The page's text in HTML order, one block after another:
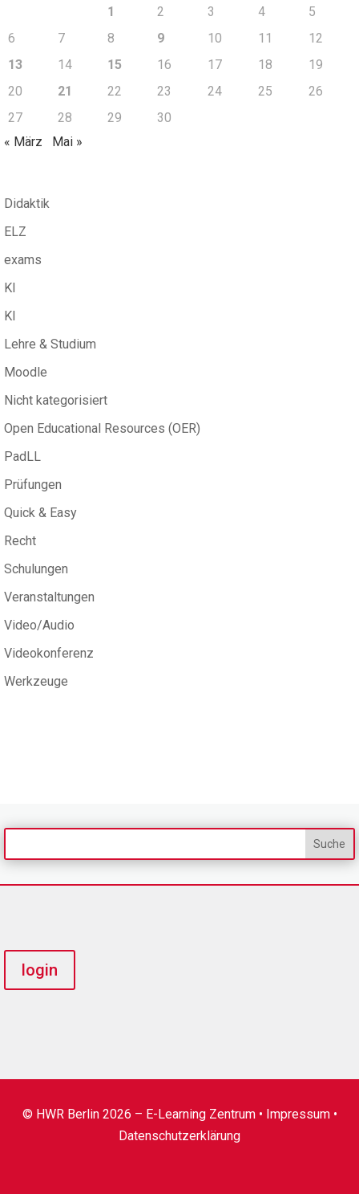
1
2 3 4
5
6
7 8 9 10 11
12
13
14 15 16 17 18
19
20
21 22 23 24 25
26
27
28 29
30
« März
Mai »
Didaktik
ELZ
exams
KI
KI
Lehre & Studium
Moodle
Nicht kategorisiert
Open Educational Resources (OER)
PadLL
Prüfungen
Quick & Easy
Recht
Schulungen
Veranstaltungen
Video/Audio
Videokonferenz
Werkzeuge
login
© HWR Berlin 2026 – E-Learning Zentrum • Impressum•
Datenschutzerklärung